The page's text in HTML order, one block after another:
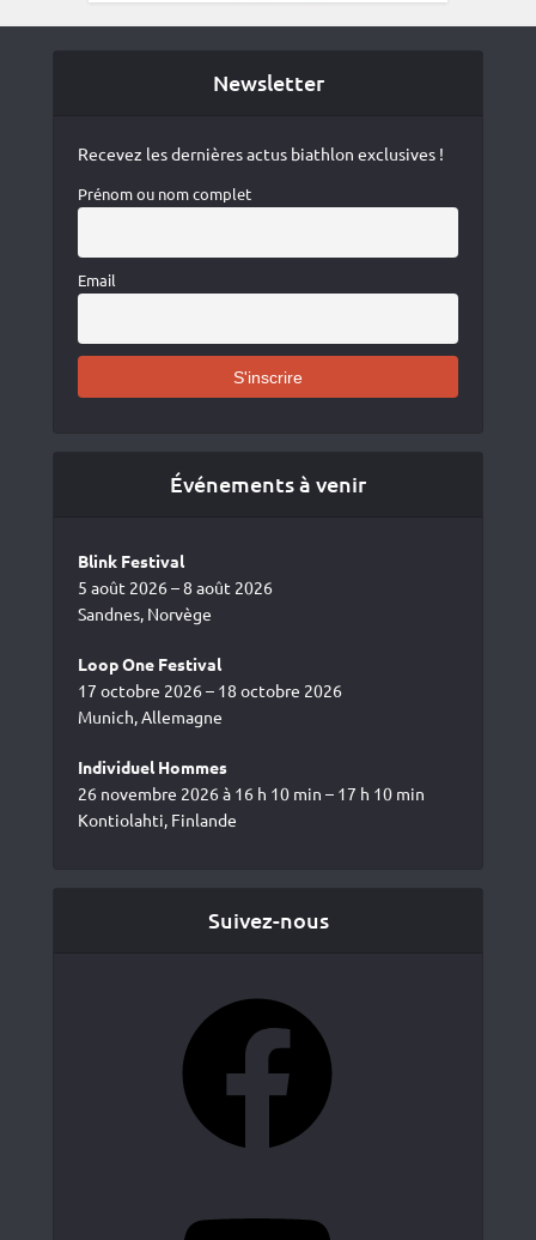
Newsletter
Recevez les dernières actus biathlon exclusives !
Prénom ou nom complet
Email
Événements à venir
Blink Festival
5 août 2026 – 8 août 2026
Sandnes, Norvège
Loop One Festival
17 octobre 2026 – 18 octobre 2026
Munich, Allemagne
Individuel Hommes
26 novembre 2026 à 16 h 10 min – 17 h 10 min
Kontiolahti, Finlande
Suivez-nous